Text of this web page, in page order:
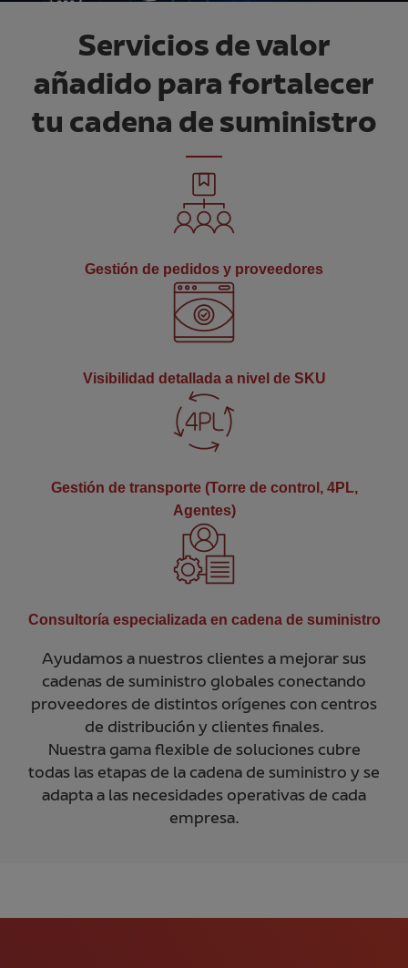
Servicios de valor
añadido para fortalecer
tu cadena de suministro
Gestión de pedidos y proveedores
Visibilidad detallada a nivel de SKU
Gestión de transporte (Torre de control, 4PL,
Agentes)
Consultoría especializada en cadena de suministro
Ayudamos a nuestros clientes a mejorar sus
cadenas de suministro globales conectando
proveedores de distintos orígenes con centros
de distribución y clientes finales.
Nuestra gama flexible de soluciones cubre
todas las etapas de la cadena de suministro y se
adapta a las necesidades operativas de cada
empresa.